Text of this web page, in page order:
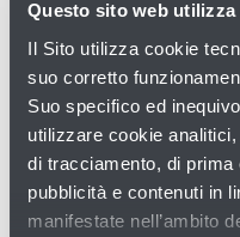
Questo sito web utilizza
Il Sito utilizza cookie
suo corretto
Suo specifico ed
utilizzare cookie
di tracciamento, di
pubblicità e contenuti in
manifestate nell’ambito
Dove posso
Vedi